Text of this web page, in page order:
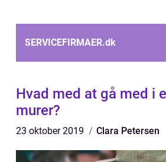
SERVICEFIRMAER.dk
Hvad med at gå med i
murer?
23 oktober 2019 Clara Petersen